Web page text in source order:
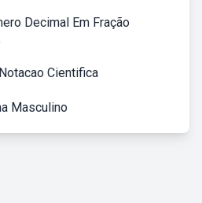
Decimal Em Fração
Cientifica
Masculino